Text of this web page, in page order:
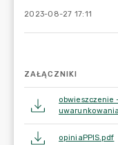
2023-08-27 17:11
ZAŁĄCZNIKI
obwieszczenie
opiniaPPIS.pdf